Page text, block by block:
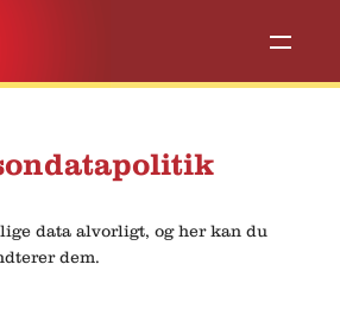
data alvorligt, og her kan du
dem.